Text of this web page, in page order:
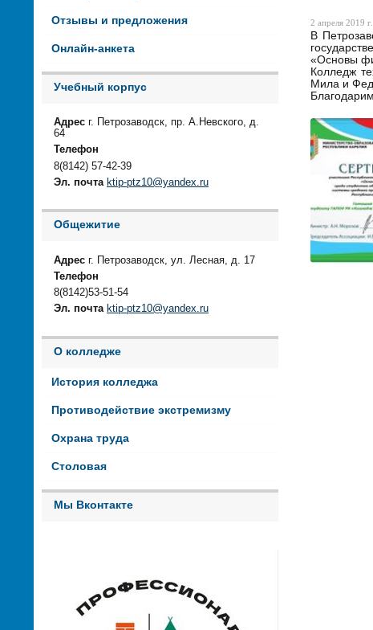
Отзывы и предложения
Онлайн-анкета
Учебный корпус
Адрес г. Петрозаводск, пр. А.Невского, д.
64
Телефон
8(8142) 57-42-39
Эл. почта ktip-ptz10@yandex.ru
Общежитие
Адрес г. Петрозаводск, ул. Лесная, д. 17
Телефон
8(8142)53-51-54
Эл. почта ktip-ptz10@yandex.ru
О колледже
История колледжа
Противодействие экстремизму
Охрана труда
Столовая
Мы Вконтакте
2 апреля 2019 г.
В
«Основы
Колледж
Мила и